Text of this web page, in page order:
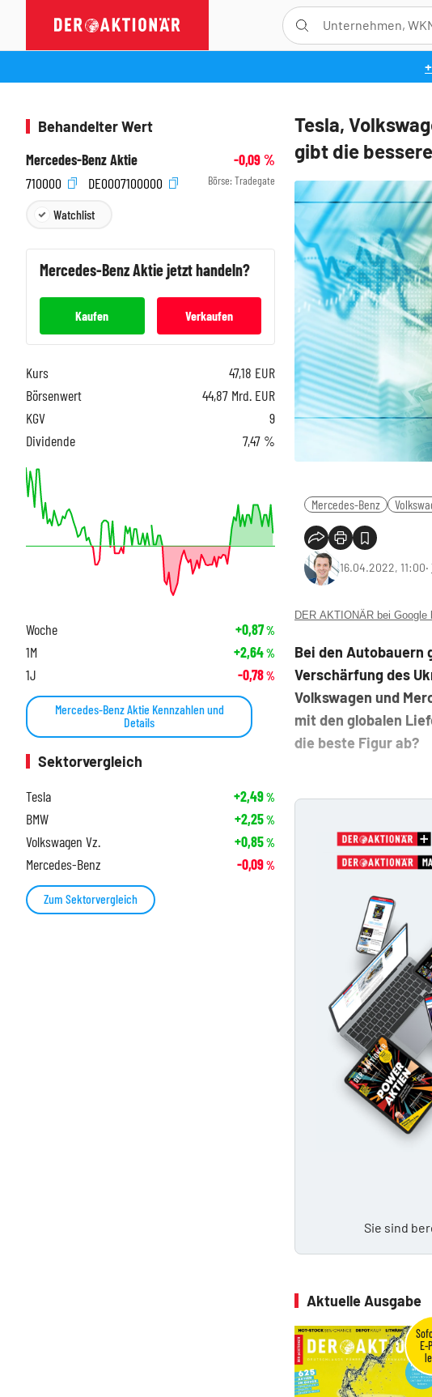
Tesla,
gibt die
Mercedes-Benz
16.04.2022, 11:00‧
DER AKTIONÄR bei Google
Bei den Autobauern
Verschärfung des
Volkswagen und
mit den globalen
die beste Figur ab?
Sie sind
Aktuelle Ausgabe
Behandelter Wert
Mercedes-Benz Aktie
-0,09%
710000
DE0007100000 Börse: Tradegate
Watchlist
Mercedes-BenzAktie jetzt handeln?
Kaufen Verkaufen
Kurs 47,18 EUR
Börsenwert
44,87 Mrd. EUR
KGV
9
Dividende
7,47 %
Woche +0,87%
1M +2,64%
1J -0,78%
Mercedes-Benz Aktie Kennzahlen und
Details
Sektorvergleich
Tesla
+2,49%
BMW +2,25%
Volkswagen Vz. +0,85%
Mercedes-Benz -0,09%
Zum Sektorvergleich